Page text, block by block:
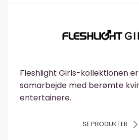
Fleshlight Girls-kollektionen
samarbejde med berømte
entertainere.
SE PRODUKTER